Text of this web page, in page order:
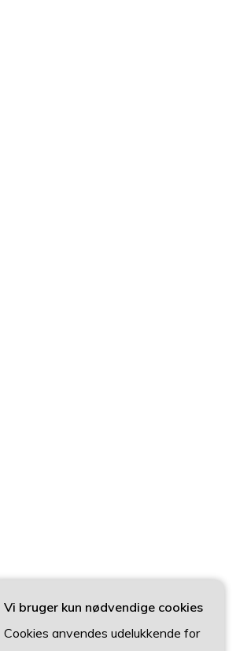
Vi bruger kun nødvendige cookies
Cookies anvendes udelukkende for